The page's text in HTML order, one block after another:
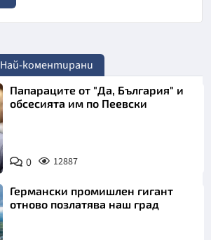
Най-коментирани
Папараците от "Да, България" и
обсесията им по Пеевски
0 12887
Германски промишлен гигант
отново позлатява наш град